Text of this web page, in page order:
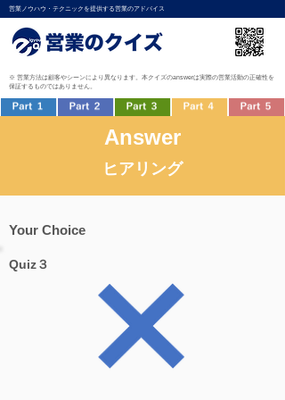
営業ノウハウ・テクニックを提供する営業のアドバイス
※ 営業方法は顧客やシーンにより異なります。本クイズのanswerは実際の営業活動の正確性を
保証するものではありません。
Answer
ヒアリング
Your Choice
Quiz３